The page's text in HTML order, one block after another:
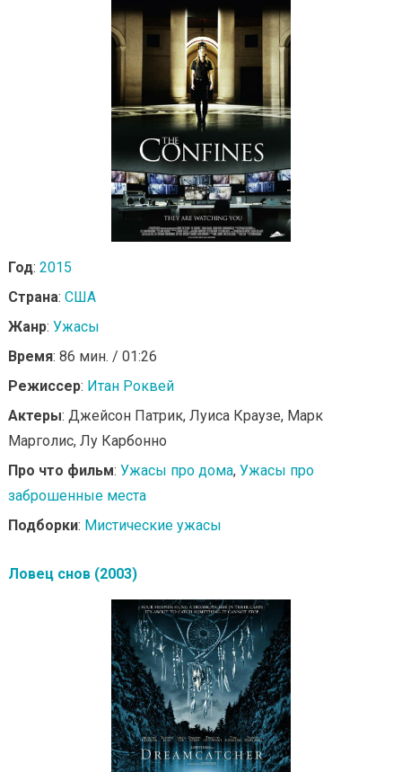
Год: 2015
Страна: США
Жанр: Ужасы
Время: 86 мин. / 01:26
Режиссер: Итан Роквей
Актеры: Джейсон Патрик, Луиса Краузе, Марк
Марголис, Лу Карбонно
Про что фильм: Ужасы про дома, Ужасы про
заброшенные места
Подборки: Мистические ужасы
Ловец снов (2003)